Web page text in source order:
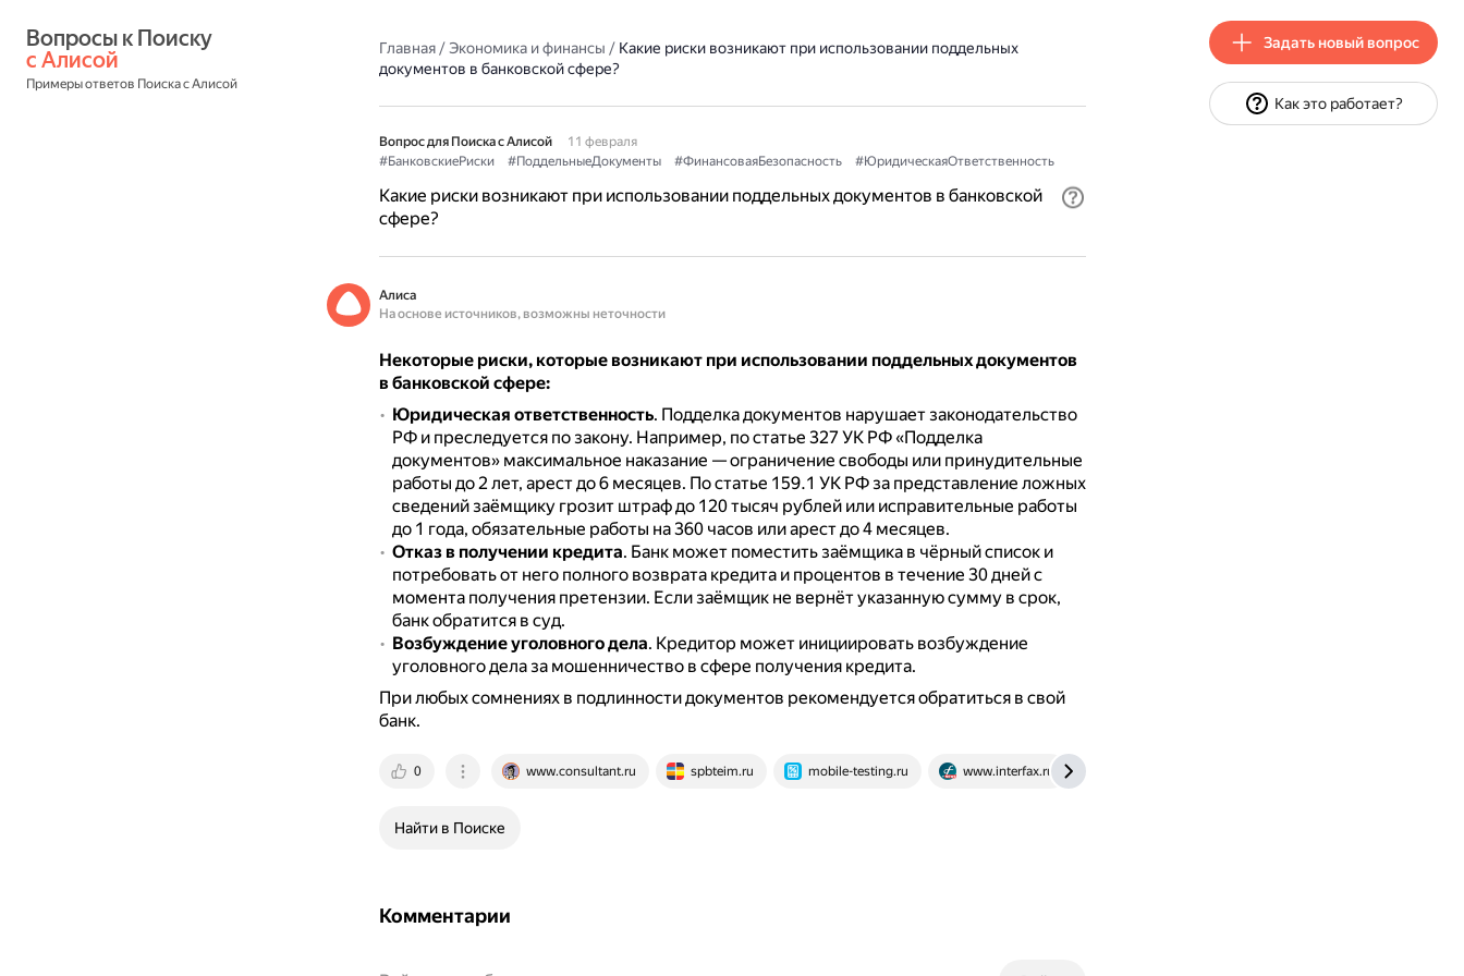
с Алисой
Примеры ответов Поиска с Алисой
Главная/Экономика и финансы / Какие риски возникают при использовании поддельных
документов в банковской сфере?
Вопрос для Поиска с Алисой
11 февраля
#БанковскиеРиски
#ПоддельныеДокументы #ФинансоваяБезопасность #ЮридическаяОтветственность
Какие риски возникают при использовании поддельных документов в банковской
сфере?
Алиса
На основе источников, возможны неточности
Некоторые риски, которые возникают при использовании поддельных документов
в банковской сфере:
Юридическая ответственность. Подделка документов нарушает законодательство
РФ и преследуется по закону. Например, по статье 327 УК РФ «Подделка
документов» максимальное наказание — ограничение свободы или принудительные
работы до 2 лет, арест до 6 месяцев. По статье 159.1 УК РФ за представление ложных
сведений заёмщику грозит штраф до 120 тысяч рублей или исправительные работы
до 1 года, обязательные работы на 360 часов или арест до 4 месяцев.
Отказ в получении кредита. Банк может поместить заёмщика в чёрный список и
потребовать от него полного возврата кредита и процентов в течение 30 дней с
момента получения претензии. Если заёмщик не вернёт указанную сумму в срок,
банк обратится в суд.
Возбуждение уголовного дела. Кредитор может инициировать возбуждение
уголовного дела за мошенничество в сфере получения кредита.
При любых сомнениях в подлинности документов рекомендуется обратиться в свой
банк.
0 www.consultant.ru spbteim.ru mobile-testing.ru www.interfax.ru
Найти в Поиске
Комментарии
Задать новый вопрос
Как это работает?